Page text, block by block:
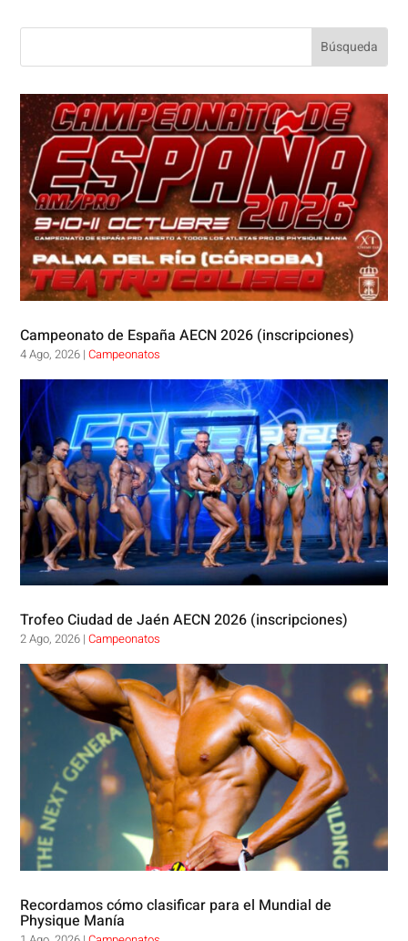
Campeonato de España AECN 2026 (inscripciones)
4 Ago, 2026 |Campeonatos
Trofeo Ciudad de Jaén AECN 2026 (inscripciones)
2 Ago, 2026 |Campeonatos
Recordamos cómo clasificar para el Mundial de
Physique Manía